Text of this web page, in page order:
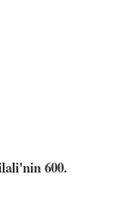
600.